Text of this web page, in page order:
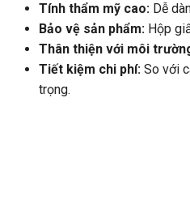
Tính thẩm mỹ cao: Dễ
Bảo vệ sản phẩm: Hộp
Thân thiện với môi
Tiết kiệm chi phí: So với
trọng.